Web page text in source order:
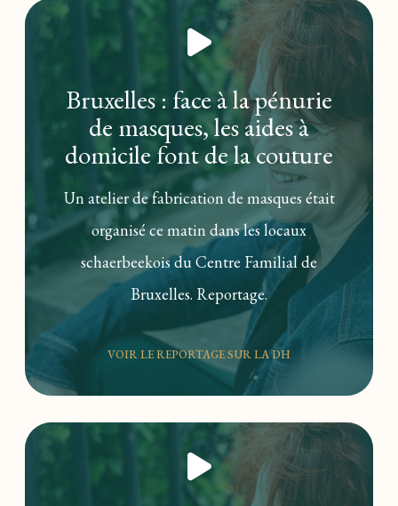
Bruxelles : face à la pénurie
de masques, les aides à
domicile font de la couture
Un atelier de fabrication de masques était
organisé ce matin dans les locaux
schaerbeekois du Centre Familial de
Bruxelles. Reportage.
VOIR LE REPORTAGE SUR LA DH